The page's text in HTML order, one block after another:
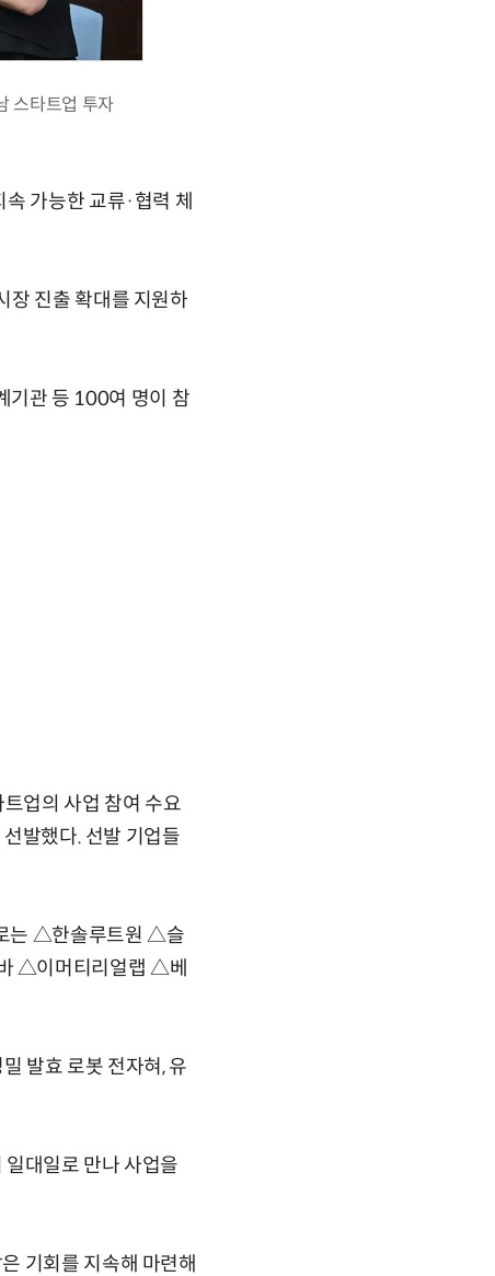
스타트업 투자
가능한 교류·협력 체
장 진출 확대를 지원하
기관 등 100여 명이 참
업의 사업 참여 수요
발했다. 선발 기업들
는 △한솔루트원 △슬
△이머티리얼랩 △베
발효 로봇 전자혀, 유
대일로 만나 사업을
기회를 지속해 마련해